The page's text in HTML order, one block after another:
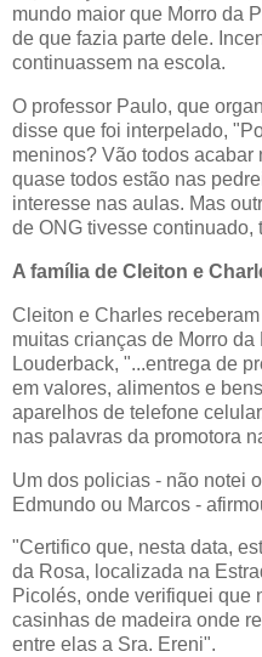
mundo maior que Morro da
de que fazia parte dele.
continuassem na escola.
O professor Paulo, que
disse que foi interpelado,
meninos? Vão todos acabar
quase todos estão nas
interesse nas aulas. Mas
de ONG tivesse continuado,
A família de Cleiton e
Cleiton e Charles
muitas crianças de Morro
Louderback, "...entrega de
em valores, alimentos e
aparelhos de telefone
nas palavras da promotora
Um dos policias - não notei
Edmundo ou Marcos -
"Certifico que, nesta data,
da Rosa, localizada na
Picolés, onde verifiquei que
casinhas de madeira onde
entre elas a Sra. Ereni".